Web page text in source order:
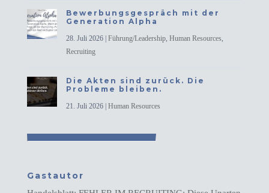
Bewerbungsgespräch mit der
Generation Alpha
28. Juli 2026| Führung/Leadership, Human Resources,
Recruiting
Die Akten sind zurück. Die
Probleme bleiben.
21. Juli 2026| Human Resources
Gastautor